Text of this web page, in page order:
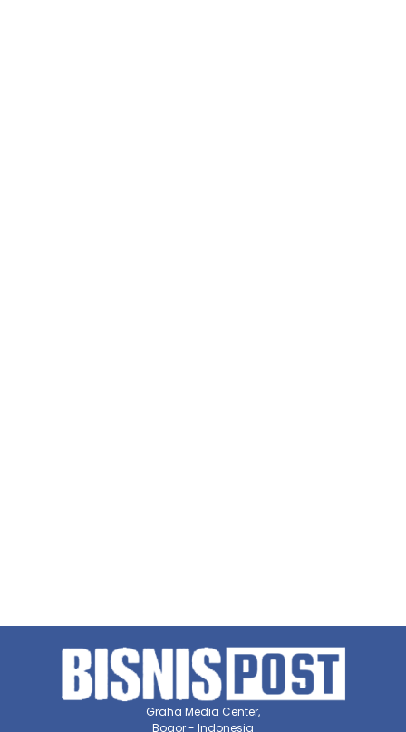
Graha Media Center,
Bogor - Indonesia